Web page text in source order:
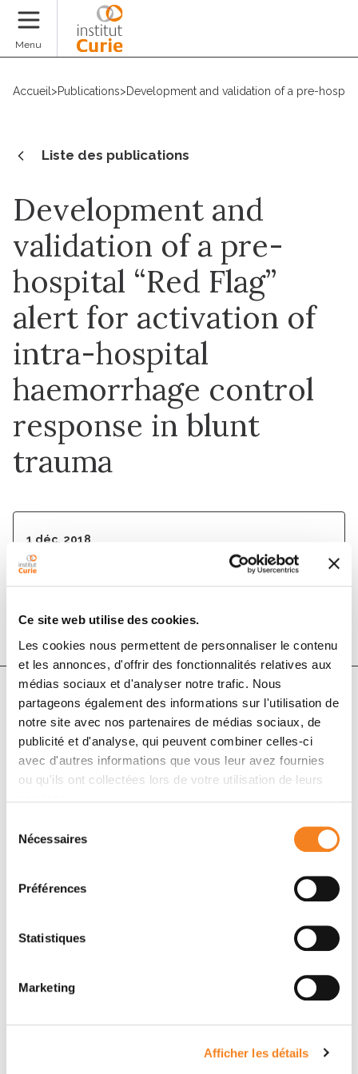
Ce site web utilise des cookies.
Les cookies nous permettent de personnaliser le contenu
et les annonces, d'offrir des fonctionnalités relatives aux
médias sociaux et d'analyser notre trafic. Nous
partageons également des informations sur l'utilisation de
notre site avec nos partenaires de médias sociaux, de
publicité et d'analyse, qui peuvent combiner celles-ci
avec d'autres informations que vous leur avez fournies
ou qu'ils ont collectées lors de votre utilisation de leurs
Nécessaires
Préférences
Statistiques
Marketing
Afficher les détails
Menu
Accueil >Publications>Development and validation of a pre-
Liste des publications
Development and
validation of a pre-
hospital “Red Flag”
alert for activation of
intra-hospital
haemorrhage control
response in blunt
trauma
1 déc. 2018
Critical Care
Auteurs
Sophie Rym Hamada, , Anne Rosa, Tobias Gauss,
Jean-Philippe Desclefs, Mathieu Raux, Anatole
Boutonnet, Arie Attias, Sylvain Ausset, Gilles Dhonneur,
Olivier Langeron, Catherine Paugam-Burtz, Romain
Bernard Vigué, Alexandra Rouquette, Jacques